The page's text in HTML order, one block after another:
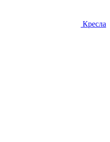
Кресла